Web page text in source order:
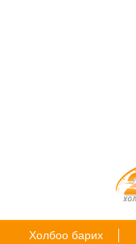
Холбоо барих